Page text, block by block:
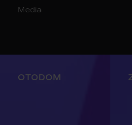
Media
ZIKO